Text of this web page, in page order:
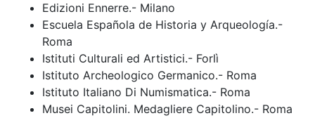
Edizioni Ennerre.- Milano
Escuela Española de Historia y Arqueología.-
Roma
Istituti Culturali ed Artistici.- Forlì
Istituto Archeologico Germanico.- Roma
Istituto Italiano Di Numismatica.- Roma
Musei Capitolini. Medagliere Capitolino.- Roma